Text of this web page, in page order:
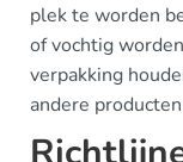
plek te worden
of vochtig
verpakking
andere